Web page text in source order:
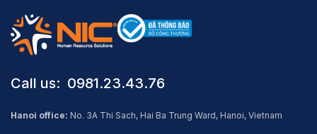
Call us: ​ 0981.23.43.76
Hanoi office: No. 3A Thi Sach, Hai Ba Trung Ward, Hanoi, Vietnam